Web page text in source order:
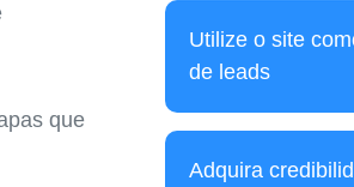
que
Utilize o site
de leads
Adquira